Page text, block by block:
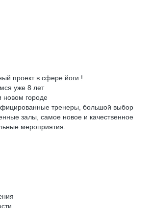
проект в сфере йоги !
уже 8 лет
новом городе
тренеры, большой выбор
залы, самое новое и качественное
мероприятия.